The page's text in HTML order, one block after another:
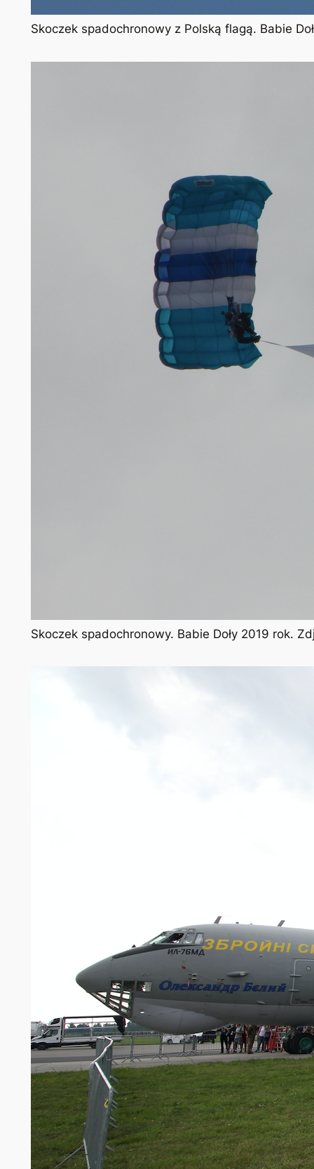
Skoczek spadochronowy z Polską flagą. Babie
Skoczek spadochronowy. Babie Doły 2019 rok.